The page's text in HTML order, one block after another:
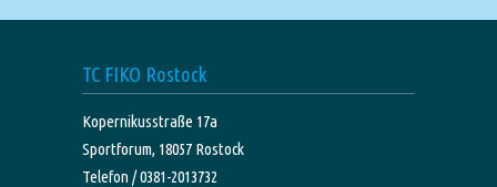
TC FIKO Rostock
Kopernikusstraße 17a
Sportforum, 18057 Rostock
Telefon / 0381-2013732